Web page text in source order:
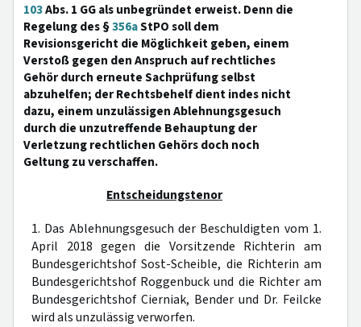
103Abs. 1 GG als unbegründet erweist. Denn die
Regelung des §356aStPO soll dem
Revisionsgericht die Möglichkeit geben, einem
Verstoß gegen den Anspruch auf rechtliches
Gehör durch erneute Sachprüfung selbst
abzuhelfen; der Rechtsbehelf dient indes nicht
dazu, einem unzulässigen Ablehnungsgesuch
durch die unzutreffende Behauptung der
Verletzung rechtlichen Gehörs doch noch
Geltung zu verschaffen.
Entscheidungstenor
1. Das Ablehnungsgesuch der Beschuldigten vom 1.
April 2018 gegen die Vorsitzende Richterin am
Bundesgerichtshof Sost-Scheible, die Richterin am
Bundesgerichtshof Roggenbuck und die Richter am
Bundesgerichtshof Cierniak, Bender und Dr. Feilcke
wird als unzulässig verworfen.